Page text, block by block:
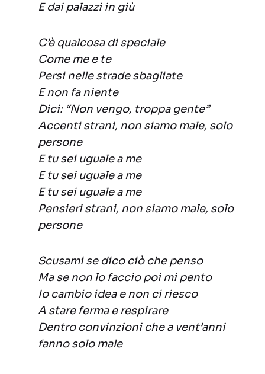
E dai palazzi in giù
C’è qualcosa di speciale
Come me e te
Persi nelle strade sbagliate
E non fa niente
Dici: “Non vengo, troppa gente”
Accenti strani, non siamo male, solo
persone
E tu sei uguale a me
E tu sei uguale a me
E tu sei uguale a me
Pensieri strani, non siamo male, solo
persone
Scusami se dico ciò che penso
Ma se non lo faccio poi mi pento
Io cambio idea e non ci riesco
A stare ferma e respirare
Dentro convinzioni che a vent’anni
fanno solo male